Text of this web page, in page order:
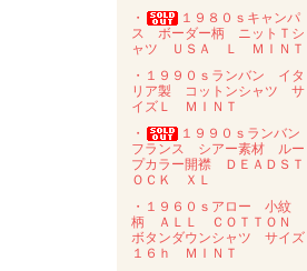
・
１９８０ｓキャンパ
ス ボーダー柄 ニットＴシ
ャツ ＵＳＡ Ｌ ＭＩＮＴ
・１９９０ｓランバン イタ
リア製 コットンシャツ サ
イズＬ ＭＩＮＴ
・
１９９０ｓランバン
フランス シアー素材 ルー
プカラー開襟 ＤＥＡＤＳＴ
ＯＣＫ ＸＬ
・１９６０ｓアロー 小紋
柄 ＡＬＬ ＣＯＴＴＯＮ
ボタンダウンシャツ サイズ
１６ｈ ＭＩＮＴ